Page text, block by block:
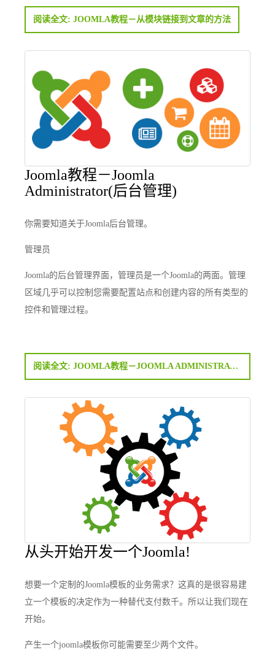
阅读全文: JOOMLA教程－从模块链接到文章的方法
Joomla教程－Joomla
Administrator(后台管理)
你需要知道关于Joomla后台管理。
管理员
Joomla的后台管理界面，管理员是一个Joomla的两面。管理
区域几乎可以控制您需要配置站点和创建内容的所有类型的
控件和管理过程。
阅读全文: JOOMLA教程－JOOMLA ADMINISTRATOR(后台管理)
从头开始开发一个Joomla!
想要一个定制的Joomla模板的业务需求？这真的是很容易建
立一个模板的决定作为一种替代支付数千。所以让我们现在
开始。
产生一个joomla模板你可能需要至少两个文件。